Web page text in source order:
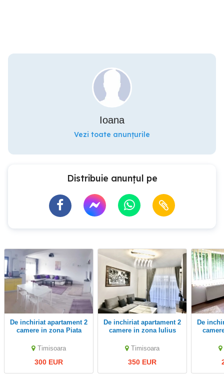
Ioana
Vezi toate anunțurile
Distribuie anunțul pe
De inchiriat apartament 2
camere in zona Piata
Timisoara
300 EUR
De inchiriat apartament 2
camere in zona Iulius
Timisoara
350 EUR
De inchiriat apartament 2